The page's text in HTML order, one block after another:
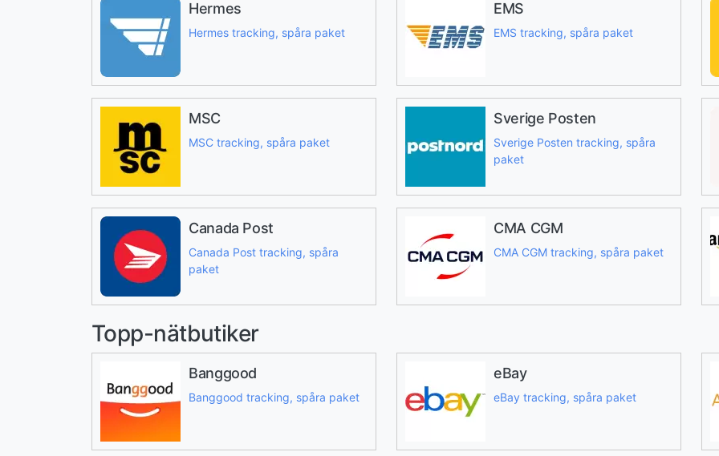
Hermes
Hermes tracking, spåra paket
EMS
EMS tracking, spåra paket
MSC
MSC tracking, spåra paket
Sverige Posten
Sverige Posten tracking, spåra
paket
Canada Post
Canada Post tracking, spåra
paket
CMA CGM
CMA CGM tracking, spåra paket
Topp-nätbutiker
Banggood
Banggood tracking, spåra paket
eBay
eBay tracking, spåra paket